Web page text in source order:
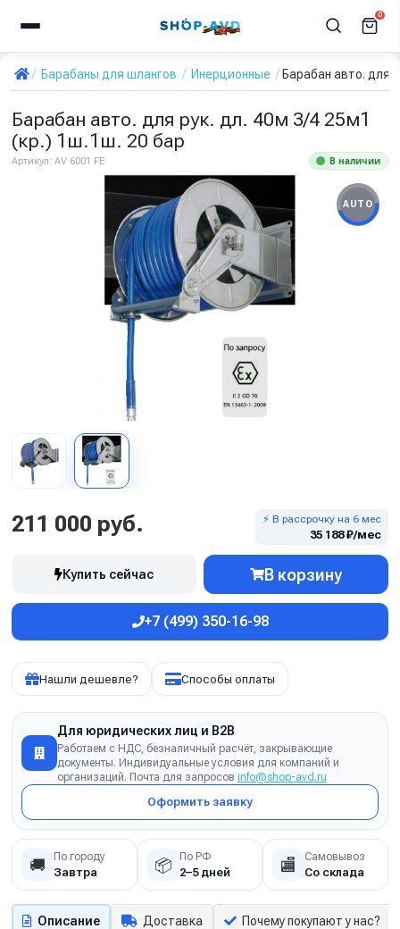
0
Барабаны для шлангов Инерционные Барабан авто. для
Барабан авто. для рук. дл. 40м 3/4 25м1
(кр.) 1ш.1ш. 20 бар
Артикул: AV 6001 FE В наличии
AUTO
211 000 руб. ⚡ В рассрочку на 6 мес
35 188 ₽/мес
Купить сейчас В корзину
+7 (499) 350-16-98
Нашли дешевле? Способы оплаты
Для юридических лиц и B2B
Работаем с НДС, безналичный расчёт, закрывающие
документы. Индивидуальные условия для компаний и
организаций. Почта для запросов info@shop-avd.ru
Оформить заявку
🚚 По городу
Завтра 📦 По РФ
2–5 дней 🏬 Самовывоз
Со склада
Описание Доставка Почему покупают у нас?